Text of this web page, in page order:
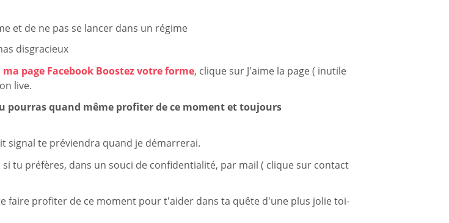
et de ne pas se lancer dans un régime
disgracieux
ma page Facebook Boostez votre forme, clique sur J'aime la page ( inutile
live.
pourras quand même profiter de ce moment et toujours
signal te préviendra quand je démarrerai.
tu préfères, dans un souci de confidentialité, par mail ( clique sur contact
faire profiter de ce moment pour t'aider dans ta quête d'une plus jolie toi-